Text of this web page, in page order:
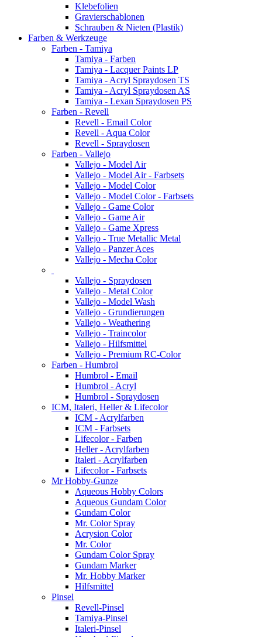
Klebefolien
Gravierschablonen
Schrauben & Nieten (Plastik)
Farben & Werkzeuge
Farben - Tamiya
Tamiya - Farben
Tamiya - Lacquer Paints LP
Tamiya - Acryl Spraydosen TS
Tamiya - Acryl Spraydosen AS
Tamiya - Lexan Spraydosen PS
Farben - Revell
Revell - Email Color
Revell - Aqua Color
Revell - Spraydosen
Farben - Vallejo
Vallejo - Model Air
Vallejo - Model Air - Farbsets
Vallejo - Model Color
Vallejo - Model Color - Farbsets
Vallejo - Game Color
Vallejo - Game Air
Vallejo - Game Xpress
Vallejo - True Metallic Metal
Vallejo - Panzer Aces
Vallejo - Mecha Color
Vallejo - Spraydosen
Vallejo - Metal Color
Vallejo - Model Wash
Vallejo - Grundierungen
Vallejo - Weathering
Vallejo - Traincolor
Vallejo - Hilfsmittel
Vallejo - Premium RC-Color
Farben - Humbrol
Humbrol - Email
Humbrol - Acryl
Humbrol - Spraydosen
ICM, Italeri, Heller & Lifecolor
ICM - Acrylfarben
ICM - Farbsets
Lifecolor - Farben
Heller - Acrylfarben
Italeri - Acrylfarben
Lifecolor - Farbsets
Mr Hobby-Gunze
Aqueous Hobby Colors
Aqueous Gundam Color
Gundam Color
Mr. Color Spray
Acrysion Color
Mr. Color
Gundam Color Spray
Gundam Marker
Mr. Hobby Marker
Hilfsmittel
Pinsel
Revell-Pinsel
Tamiya-Pinsel
Italeri-Pinsel